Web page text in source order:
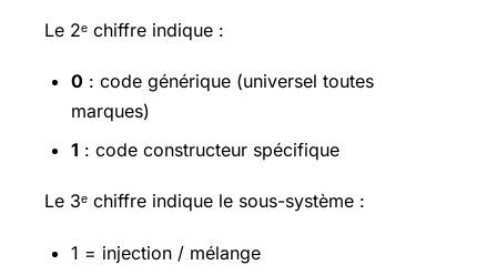
Le 2ᵉ chiffre indique :
0 : code générique (universel toutes
marques)
1 : code constructeur spécifique
Le 3ᵉ chiffre indique le sous-système :
1 = injection / mélange